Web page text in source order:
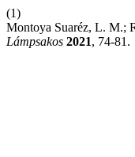
(1)
Montoya Suaréz, L. M.;
Lámpsakos 2021, 74-81.